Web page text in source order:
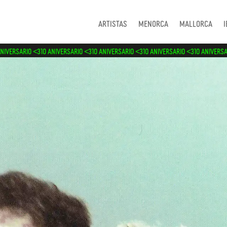
Artistas Menorca Mallorca
<310 ANIVERSARIO <310 ANIVERSARIO <310 ANIVERSARIO <310